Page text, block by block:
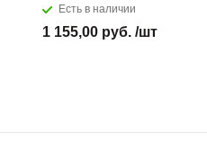
Есть в наличии
1 155,00 руб. /шт